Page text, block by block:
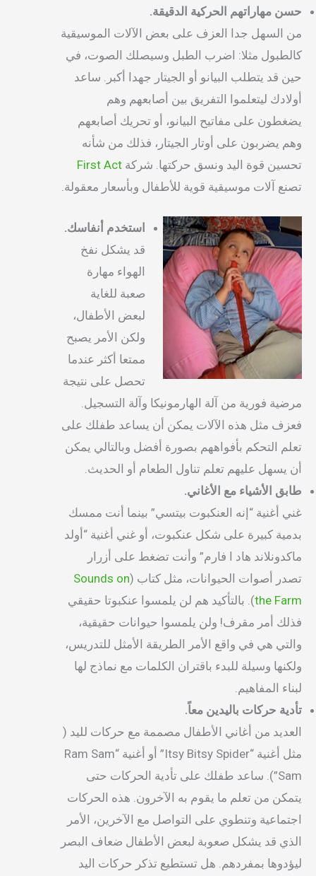
حسن مهاراتهم الحركية الدقيقة.
من السهل جدا العزف على بعض الآلات الموسيقية
كالطبول مثلا: اضرب الطبل وسيصلك الصوت، في
حين قد يتطلب البيانو أو الجيتار جهدا أكبر. ساعد
أولادك ليتعلموا التفريق بين أصابعهم وهم
يضغطون على مفاتيح البيانو، أو تحريك أصابعهم
وهم يضربون على أوتار الجيتار، فذلك من شأنه
تحسين قوة اليد ونسق حركتها. شركة First Act
تصنع آلات موسيقية قوية للأطفال وبأسعار معقولة.
استخدم أنفاسك.
قد يشكل نفخ
الهواء مهارة
صعبة للغاية
لبعض الأطفال،
ولكن الأمر يصبح
ممتعا أكثر عندما
تحصل على نتيجة
مرضية فورية من آلة الهارمونيكا وآلة التسجيل.
فعزف مثل هذه الآلات يمكن أن يساعد طفلك على
تعلم التحكم بأفواههم بصورة أفضل وبالتالي يمكن
أن يسهل عليهم تعلم تناول الطعام أو الحديث.
طابق الأشياء مع الأغاني.
غني أغنية “إنه العنكبوت بيتسي” بينما أنت ممسك
بدمية كبيرة على شكل عنكبوت، أو غني أغنية “أولد
ماكدونلاند هاد ا فارم” وأنت تضغط على أزرار
تصدر أصوات الحيوانات، مثل كتاب (Sounds on
the Farm). بالتأكيد هم لن يلمسوا عنكبوتا حقيقي
فذلك أمر مقرف! ولن يلمسوا حيوانات حقيقية،
والتي هي في واقع الأمر الطريقة الأمثل للتدريس،
ولكنها وسيلة للبدء باقتران الكلمات مع نماذج لها
لبناء المفاهيم.
تأدية حركات باليدين معاً.
العديد من أغاني الأطفال مصممة مع حركات لليد (
مثل أغنية “Itsy Bitsy Spider” أو أغنية “Ram Sam
Sam”). ساعد طفلك على تأدية الحركات حتى
يتمكن من تعلم ما يقوم به الآخرون. هذه الحركات
اجتماعية وتنطوي على التواصل مع الآخرين، الأمر
الذي قد يشكل صعوبة لبعض الأطفال ضعاف البصر
ليؤدوها بمفردهم. هل تستطيع تذكر حركات اليد